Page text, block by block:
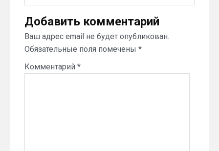
Добавить комментарий
Ваш адрес email не будет опубликован.
Обязательные поля помечены *
Комментарий *